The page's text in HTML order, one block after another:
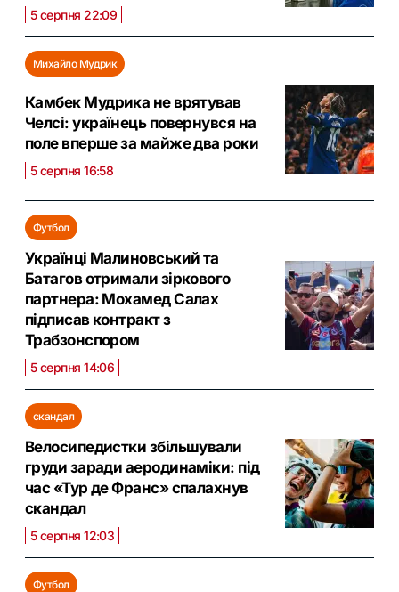
5 серпня 22:09
Михайло Мудрик
Камбек Мудрика не врятував
Челсі: українець повернувся на
поле вперше за майже два роки
5 серпня 16:58
Футбол
Українці Малиновський та
Батагов отримали зіркового
партнера: Мохамед Салах
підписав контракт з
Трабзонспором
5 серпня 14:06
скандал
Велосипедистки збільшували
груди заради аеродинаміки: під
час «Тур де Франс» спалахнув
скандал
5 серпня 12:03
Футбол